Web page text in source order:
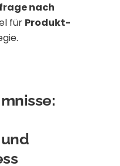
nach
für Produkt-